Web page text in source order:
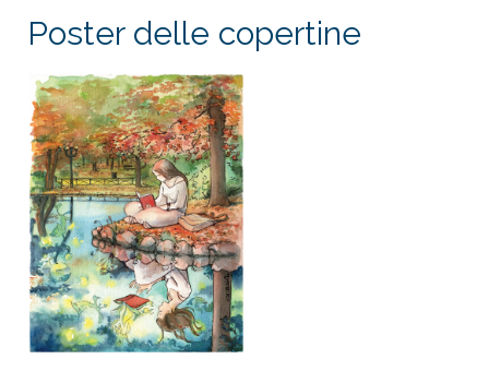
Poster delle copertine